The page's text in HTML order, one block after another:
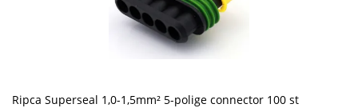
Ripca Superseal 1,0-1,5mm² 5-polige connector 100 st